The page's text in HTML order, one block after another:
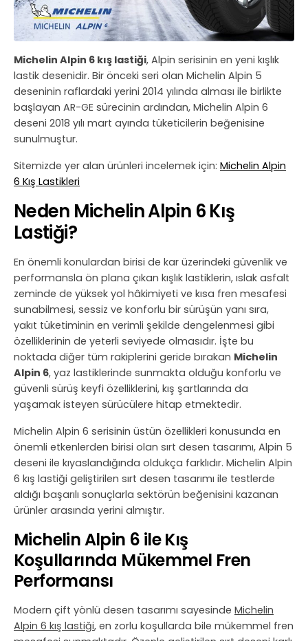
Michelin Alpin 6 kış lastiği, Alpin serisinin en yeni kışlık
lastik desenidir. Bir önceki seri olan Michelin Alpin 5
deseninin raflardaki yerini 2014 yılında alması ile birlikte
başlayan AR-GE sürecinin ardından, Michelin Alpin 6
deseni 2018 yılı mart ayında tüketicilerin beğenisine
sunulmuştur.
Sitemizde yer alan ürünleri incelemek için: Michelin Alpin
6 Kış Lastikleri
Neden Michelin Alpin 6 Kış
Lastiği?
En önemli konulardan birisi de kar üzerindeki güvenlik ve
performansla ön plana çıkan kışlık lastiklerin, ıslak asfalt
zeminde de yüksek yol hâkimiyeti ve kısa fren mesafesi
sunabilmesi, sessiz ve konforlu bir sürüşün yanı sıra,
yakıt tüketiminin en verimli şekilde dengelenmesi gibi
özelliklerinin de yeterli seviyede olmasıdır. İşte bu
noktada diğer tüm rakiplerini geride bırakan Michelin
Alpin 6, yaz lastiklerinde sunmakta olduğu konforlu ve
güvenli sürüş keyfi özelliklerini, kış şartlarında da
yaşamak isteyen sürücülere hitap etmektedir.
Michelin Alpin 6 serisinin üstün özellikleri konusunda en
önemli etkenlerden birisi olan sırt desen tasarımı, Alpin 5
deseni ile kıyaslandığında oldukça farklıdır. Michelin Alpin
6 kış lastiği geliştirilen sırt desen tasarımı ile testlerde
aldığı başarılı sonuçlarla sektörün beğenisini kazanan
ürünler arasında yerini almıştır.
Michelin Alpin 6 ile Kış
Koşullarında Mükemmel Fren
Performansı
Modern çift yönlü desen tasarımı sayesinde Michelin
Alpin 6 kış lastiği, en zorlu koşullarda bile mükemmel fren